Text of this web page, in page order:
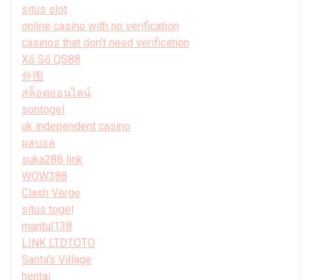
situs slot
online casino with no verification
casinos that don't need verification
Xổ Số QS88
外围
สล็อตออนไลน์
sontogel
uk independent casino
ผลบอล
suka288 link
WOW388
Clash Verge
situs togel
mantul138
LINK LTDTOTO
Santa’s Village
hentai